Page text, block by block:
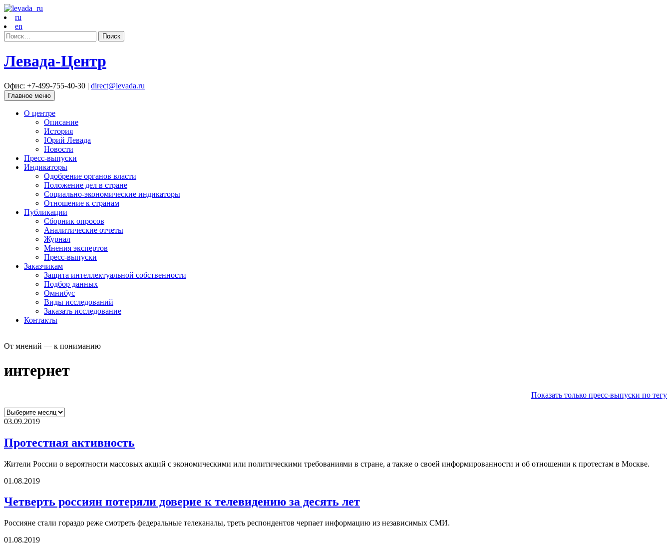
ru
en
Найти:
Левада-Центр
Офис: +7-499-755-40-30 | direct@levada.ru
Главное меню
О центре
Описание
История
Юрий Левада
Новости
Пресс-выпуски
Индикаторы
Одобрение органов власти
Положение дел в стране
Социально-экономические индикаторы
Отношение к странам
Публикации
Сборник опросов
Аналитические отчеты
Журнал
Мнения экспертов
Пресс-выпуски
Заказчикам
Защита интеллектуальной собственности
Подбор данных
Омнибус
Виды исследований
Заказать исследование
Контакты
От мнений — к пониманию
интернет
Показать только пресс-выпуски по тегу
03.09.2019
Протестная активность
Жители России о вероятности массовых акций с экономическими или политическими требованиями в стране, а также о своей информированности и об отношении к протестам в Москве.
01.08.2019
Четверть россиян потеряли доверие к телевидению за десять лет
Россияне стали гораздо реже смотреть федеральные телеканалы, треть респондентов черпает информацию из независимых СМИ.
01.08.2019